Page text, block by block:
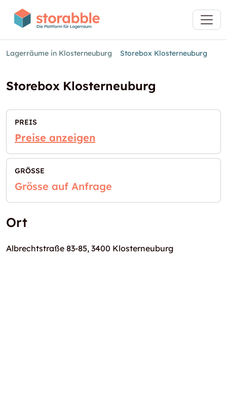
Lagerräume in Klosterneuburg Storebox Klosterneuburg
Storebox Klosterneuburg
PREIS
Preise anzeigen
GRÖSSE
Grösse auf Anfrage
Ort
Albrechtstraße 83-85, 3400 Klosterneuburg